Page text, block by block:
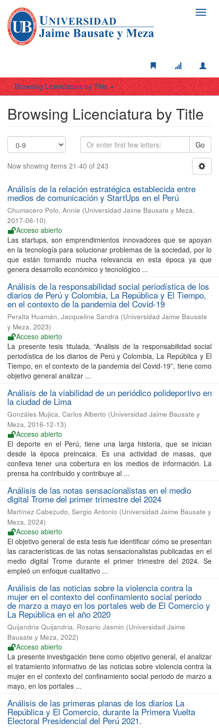
Browsing Licenciatura by Title
Browsing Licenciatura by Title
Go
Now showing items 21-40 of 243
Análisis de la relación estratégica establecida entre
medios de comunicación y StartUps en el Perú
Chumacero Polo, Annie (Universidad Jaime Bausate y Meza,
2017-06-10)
Acceso abierto
Las startups, son emprendimientos innovadores que se apoyan
en la tecnología para solucionar problemas de la sociedad, por lo
que están tomando mucha relevancia en esta época ya que
genera desarrollo económico y tecnológico ...
Análisis de la responsabilidad social periodística de los
diarios de Perú y Colombia, La República y El Tiempo,
en el contexto de la pandemia del Covid-19
Peralta Huamán, Jacqueline Sandra (Universidad Jaime Bausate
y Meza, 2023)
Acceso abierto
La presente tesis titulada, “Análisis de la responsabilidad social
periodística de los diarios de Perú y Colombia, La República y El
Tiempo, en el contexto de la pandemia del Covid-19”, tiene como
objetivo general analizar ...
Análisis de la viabilidad de un periódico polideportivo en
la ciudad de Lima
Gonzáles Mujica, Carlos Alberto (Universidad Jaime Bausate y
Meza, 2016-12-13)
Acceso abierto
El deporte en el Perú, tiene una larga historia, que se inician
desde la época preincaica. Es una actividad de masas, que
conlleva tener una cobertura en los medios de información. La
prensa ha contribuido y contribuye al ...
Análisis de las notas sensacionalistas en el medio
digital Trome del primer trimestre del 2024
Martínez Cabezudo, Sergio Antonio (Universidad Jaime Bausate y
Meza, 2024)
Acceso abierto
El objetivo general de esta tesis fue identificar cómo se presentan
las características de las notas sensacionalistas publicadas en el
medio digital Trome durante el primer trimestre del 2024. Se
empleó un enfoque cualitativo ...
Análisis de las noticias sobre la violencia contra la
mujer en el contexto del confinamiento social periodo
de marzo a mayo en los portales web de El Comercio y
La República en el año 2020
Quijandria Quijandria, Rosario Jasmin (Universidad Jaime
Bausate y Meza, 2022)
Acceso abierto
La presente investigación tiene como objetivo general, el analizar
el tratamiento informativo de las noticias sobre violencia contra la
mujer en el contexto del confinamiento social periodo de marzo a
mayo, en los portales ...
Análisis de las primeras planas de los diarios La
República y El Comercio, durante la Primera Vuelta
Electoral Presidencial del Perú 2021.